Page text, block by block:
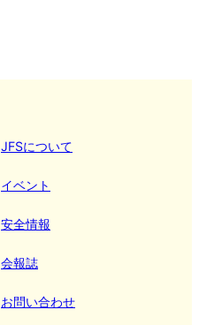
JFSについて
イベント
安全情報
会報誌
お問い合わせ